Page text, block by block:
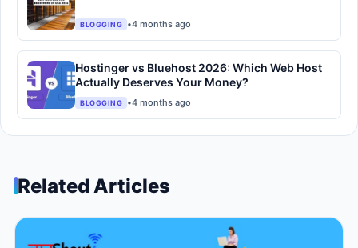
BLOGGING •4 months ago
Hostinger vs Bluehost 2026: Which Web Host
Actually Deserves Your Money?
BLOGGING •4 months ago
Related Articles